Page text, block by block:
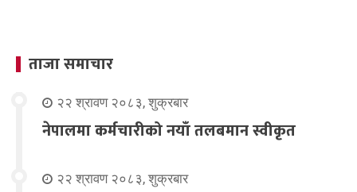
ताजा समाचार
२२ श्रावण २०८३, शुक्रबार
नेपालमा कर्मचारीको नयाँ तलबमान स्वीकृत
२२ श्रावण २०८३, शुक्रबार